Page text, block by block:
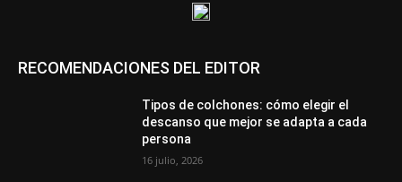
RECOMENDACIONES DEL EDITOR
Tipos de colchones: cómo elegir el
descanso que mejor se adapta a cada
persona
16 julio, 2026